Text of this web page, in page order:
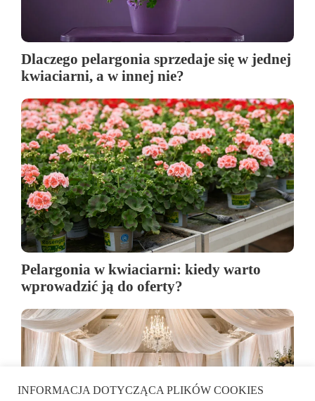
Dlaczego pelargonia sprzedaje się w jednej
kwiaciarni, a w innej nie?
Pelargonia w kwiaciarni: kiedy warto
wprowadzić ją do oferty?
INFORMACJA DOTYCZĄCA PLIKÓW COOKIES